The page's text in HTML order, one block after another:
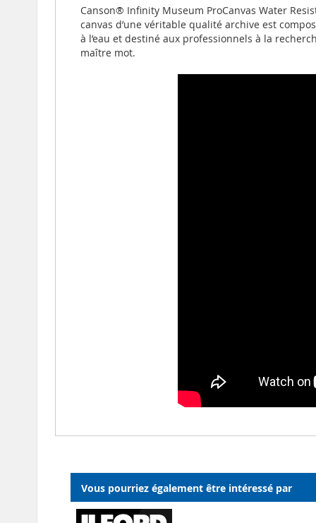
Canson® Infinity Museum ProCanvas Water
canvas d’une véritable qualité archive est
à l’eau et destiné aux professionnels à la
maître mot.
Vous pourriez également être intéressé par